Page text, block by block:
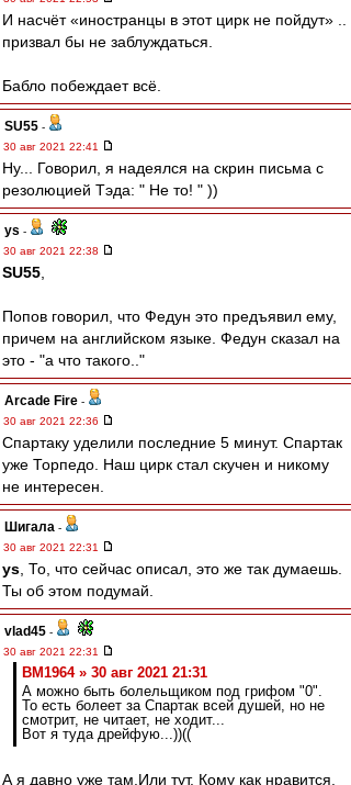
И насчёт «иностранцы в этот цирк не пойдут» ..
призвал бы не заблуждаться.
Бабло побеждает всё.
SU55 -
30 авг 2021 22:41
Ну... Говорил, я надеялся на скрин письма с
резолюцией Тэда: " Не то! " ))
ys -
30 авг 2021 22:38
SU55
Попов говорил, что Федун это предъявил ему,
причем на английском языке. Федун сказал на
это - "а что такого.."
Arcade Fire -
30 авг 2021 22:36
Спартаку уделили последние 5 минут. Спартак
уже Торпедо. Наш цирк стал скучен и никому
не интересен.
Шигала -
30 авг 2021 22:31
ys , То, что сейчас описал, это же так думаешь.
Ты об этом подумай.
vlad45 -
30 авг 2021 22:31
BM1964 » 30 авг 2021 21:31
А можно быть болельщиком под грифом "0".
То есть болеет за Спартак всей душей, но не
смотрит, не читает, не ходит...
Вот я туда дрейфую...))((
А я давно уже там.Или тут. Кому как нравится.